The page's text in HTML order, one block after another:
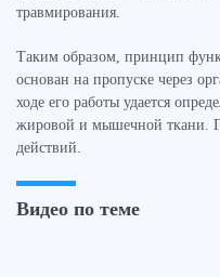
травмирования.
Таким образом, принцип
основан на пропуске через
ходе его работы удается
жировой и мышечной ткани.
действий.
Видео по теме